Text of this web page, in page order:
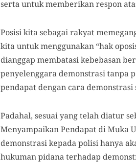
serta untuk memberikan respon
Posisi kita sebagai rakyat
kita untuk menggunakan “hak
dianggap membatasi kebebasan
penyelenggara demonstrasi tanpa
pendapat dengan cara demonstrasi
Padahal, sesuai yang telah diatur
Menyampaikan Pendapat di Muka
demonstrasi kepada polisi hanya
hukuman pidana terhadap